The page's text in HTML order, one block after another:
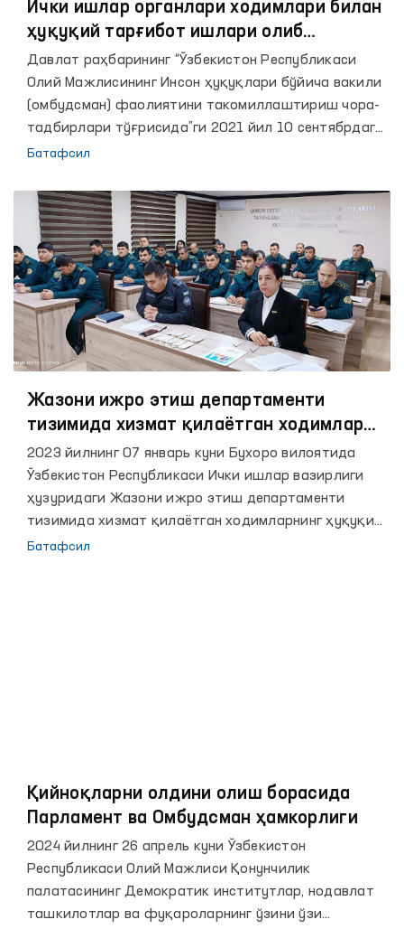
Ички ишлар органлари ходимлари билан
ҳуқуқий тарғибот ишлари олиб
борилмоқда
Давлат раҳбарининг “Ўзбекистон Республикаси
Олий Мажлисининг Инсон ҳуқуқлари бўйича вакили
(омбудсман) фаолиятини такомиллаштириш чора-
тадбирлари тўғрисида”ги 2021 йил 10 сентябрдаги
ПФ–6312-сонли Фармонида аҳоли орасида инсон
манфаатларини таъминлаш ҳамда ҳимоя қилиш
соҳасидаги халқаро ва миллий қонунчилик
нормаларини тарғиб қилиш, шунингдек, аҳолининг
ҳуқуқий онги ва ҳуқуқий маданиятини оширишга
кўмаклашиш Омбудсманнинг инсон ҳуқуқлари ва
эркинликларини ишончли ҳимоя қилишни
таъминлашдаги энг устувор вазифаси этиб
белгиланган.
Батафсил
Жазони ижро этиш департаменти
тизимида хизмат қилаётган ходимлар
учун ўқув машғулоти ташкил этилди
2023 йилнинг 07 январь куни Бухоро вилоятида
Ўзбекистон Республикаси Ички ишлар вазирлиги
ҳузуридаги Жазони ижро этиш департаменти
тизимида хизмат қилаётган ходимларнинг ҳуқуқий
билимларини янада ошириш мақсадида ўқув
Батафсил
Қийноқларни олдини олиш борасида
Парламент ва Омбудсман ҳамкорлиги
2024 йилнинг 26 апрель куни Ўзбекистон
Республикаси Олий Мажлиси Қонунчилик
палатасининг Демократик институтлар, нодавлат
ташкилотлар ва фуқароларнинг ўзини ўзи